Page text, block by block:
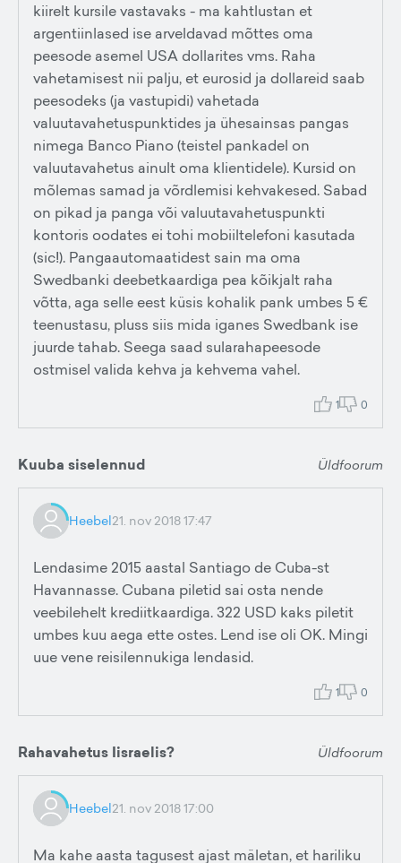
kiirelt kursile vastavaks - ma kahtlustan et
argentiinlased ise arveldavad mõttes oma
peesode asemel USA dollarites vms. Raha
vahetamisest nii palju, et eurosid ja dollareid saab
peesodeks (ja vastupidi) vahetada
valuutavahetuspunktides ja ühesainsas pangas
nimega Banco Piano (teistel pankadel on
valuutavahetus ainult oma klientidele). Kursid on
mõlemas samad ja võrdlemisi kehvakesed. Sabad
on pikad ja panga või valuutavahetuspunkti
kontoris oodates ei tohi mobiiltelefoni kasutada
(sic!). Pangaautomaatidest sain ma oma
Swedbanki deebetkaardiga pea kõikjalt raha
võtta, aga selle eest küsis kohalik pank umbes 5 €
teenustasu, pluss siis mida iganes Swedbank ise
juurde tahab. Seega saad sularahapeesode
ostmisel valida kehva ja kehvema vahel.
1 0
Kuuba siselennud Üldfoorum
Heebel21. nov 2018 17:47
Lendasime 2015 aastal Santiago de Cuba-st
Havannasse. Cubana piletid sai osta nende
veebilehelt krediitkaardiga. 322 USD kaks piletit
umbes kuu aega ette ostes. Lend ise oli OK. Mingi
uue vene reisilennukiga lendasid.
1 0
Rahavahetus Iisraelis? Üldfoorum
Heebel21. nov 2018 17:00
Ma kahe aasta tagusest ajast mäletan, et hariliku